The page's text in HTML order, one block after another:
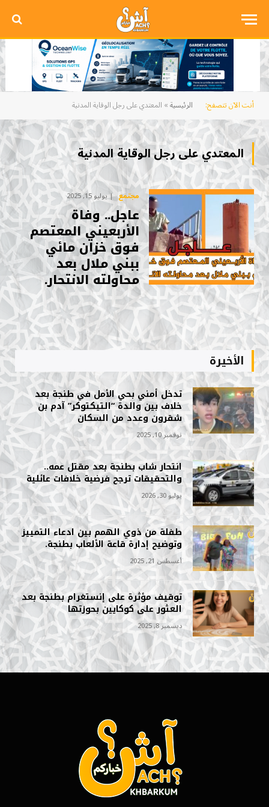
أنت الآن تتصفح: الرئيسية» المعتدي على رجل الوقاية المدنية
المعتدي على رجل الوقاية المدنية
مجتمع يوليو 15, 2025
عاجل.. وفاة
الأربعيني المعتصم
فوق خزان مائي
ببني ملال بعد
محاولته الانتحار.
الأخيرة
تدخل أمني بحي الأمل في طنجة بعد
خلاف بين والدة “التيكتوكر” آدم بن
شقرون وعدد من السكان
نوفمبر 10, 2025
انتحار شاب بطنجة بعد مقتل عمه..
والتحقيقات ترجح فرضية خلافات عائلية
يوليو 30, 2026
طفلة من ذوي الهمم بين ادعاء التمييز
وتوضيح إدارة قاعة الألعاب بطنجة.
أغسطس 21, 2025
توقيف مؤثرة على إنستغرام بطنجة بعد
العثور على كوكايين بحوزتها
ديسمبر 8, 2025